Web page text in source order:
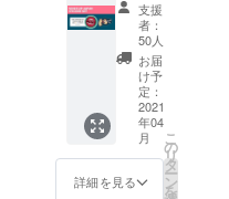
Japan
through
political
spreading
awareness,
and creating
community.
or
Voice
Up
Japan
オリ
ジナル
のス
テッ
カー
セット
支援
者：
50人
お届
け予
定：
2021
年04
月
詳細を見る
こ
の
リ
タ
ー
ン
を